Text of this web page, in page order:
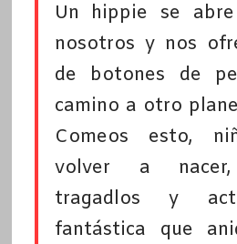
Un hippie se
nosotros y nos
de botones de
camino a otro
Comeos esto,
volver a nacer,
tragadlos y
fantástica que